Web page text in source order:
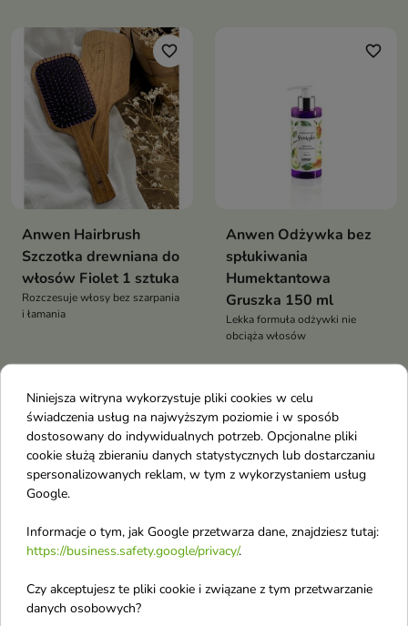
favorite_border
Anwen Hairbrush
Szczotka drewniana do
włosów Fiolet 1 sztuka
Rozczesuje włosy bez szarpania
i łamania
favorite_border
Anwen Odżywka bez
spłukiwania
Humektantowa
Gruszka 150 ml
Lekka formuła odżywki nie
obciąża włosów
favorite_border
Anwen Odżywka bez
spłukiwania
Anwen Odżywka bez
Niniejsza witryna wykorzystuje pliki cookies w celu
świadczenia usług na najwyższym poziomie i w sposób
dostosowany do indywidualnych potrzeb. Opcjonalne pliki
cookie służą zbieraniu danych statystycznych lub dostarczaniu
spersonalizowanych reklam, w tym z wykorzystaniem usług
Google.
Informacje o tym, jak Google przetwarza dane, znajdziesz tutaj:
https://business.safety.google/privacy/.
Czy akceptujesz te pliki cookie i związane z tym przetwarzanie
danych osobowych?